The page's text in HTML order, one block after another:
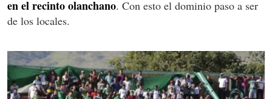
en el recinto olanchano. Con esto el dominio paso a ser
de los locales.